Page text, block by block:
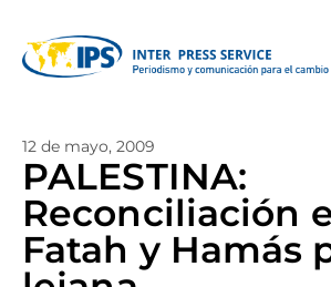
12 de mayo, 2009
PALESTINA:
Reconciliación
Fatah y Hamás